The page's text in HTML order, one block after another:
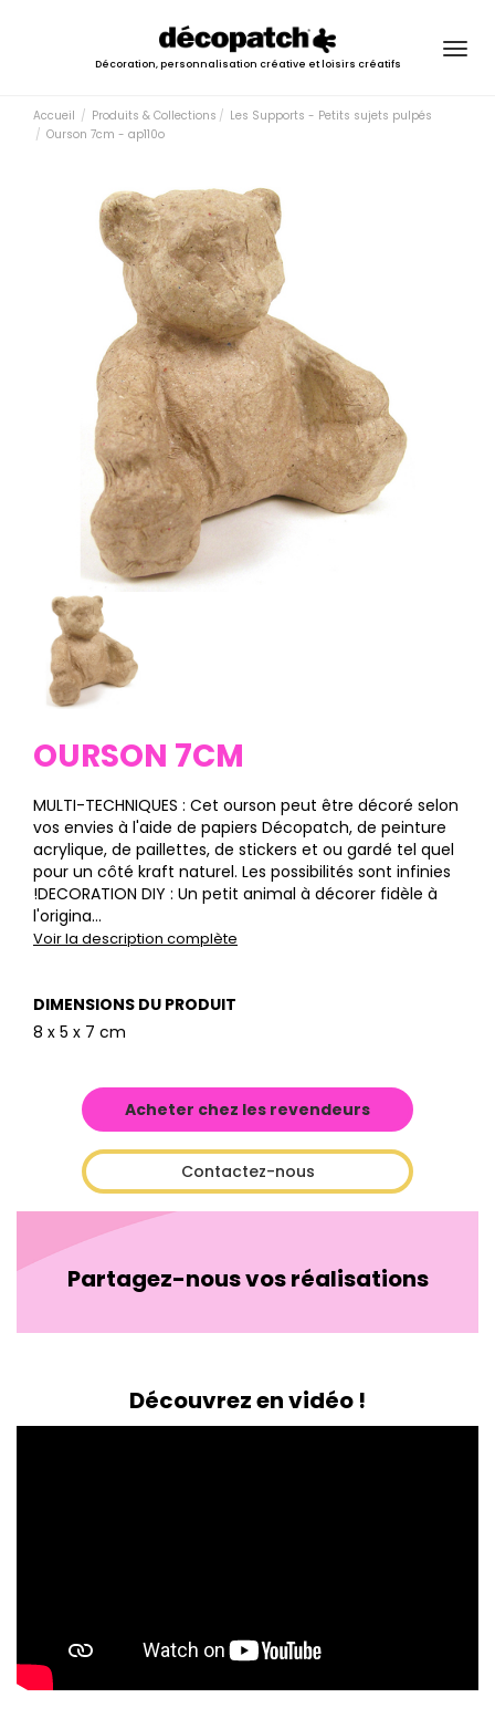
Décoration, personnalisation créative et loisirs créatifs
Accueil Produits & Collections
Les Supports - Petits sujets pulpés
Ourson 7cm - ap110o
OURSON 7CM
MULTI-TECHNIQUES : Cet ourson peut être décoré selon
vos envies à l'aide de papiers Décopatch, de peinture
acrylique, de paillettes, de stickers et ou gardé tel quel
pour un côté kraft naturel. Les possibilités sont infinies
!DECORATION DIY : Un petit animal à décorer fidèle à
l'origina...
Voir la description complète
DIMENSIONS DU PRODUIT
8 x 5 x 7 cm
Acheter chez les revendeurs
Contactez-nous
Partagez-nous vos réalisations
Découvrez en vidéo !